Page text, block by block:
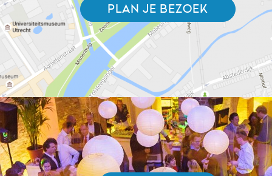
PLAN JE BEZOEK